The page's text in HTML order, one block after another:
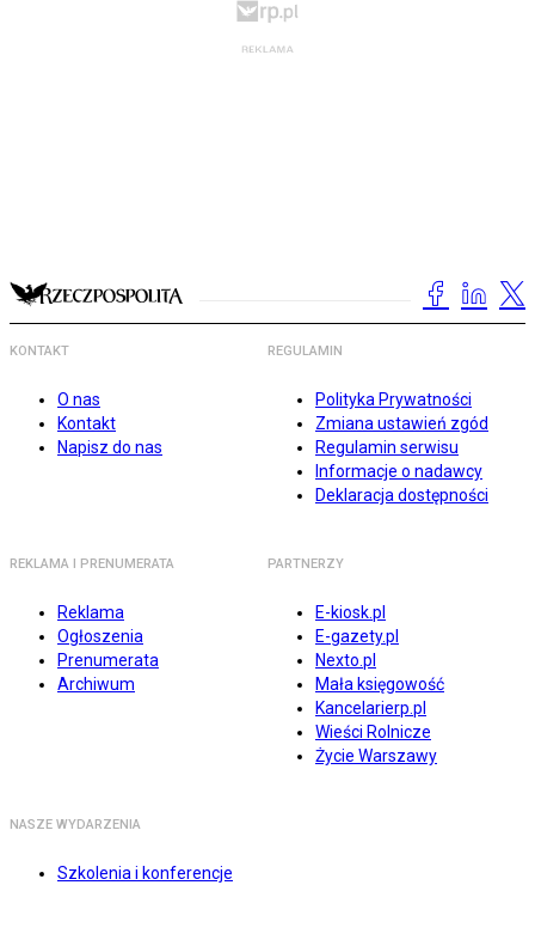
KONTAKT
O nas
Kontakt
Napisz do nas
REGULAMIN
Polityka Prywatności
Zmiana ustawień zgód
Regulamin serwisu
Informacje o nadawcy
Deklaracja dostępności
REKLAMA I PRENUMERATA
Reklama
Ogłoszenia
Prenumerata
Archiwum
PARTNERZY
E-kiosk.pl
E-gazety.pl
Nexto.pl
Mała księgowość
Kancelarierp.pl
Wieści Rolnicze
Życie Warszawy
NASZE WYDARZENIA
Szkolenia i konferencje